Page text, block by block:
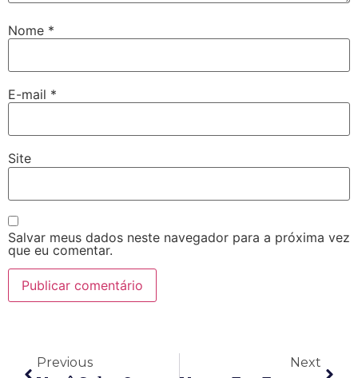
Nome *
E-mail *
Site
Salvar meus dados neste navegador para a próxima vez
que eu comentar.
Previous Next